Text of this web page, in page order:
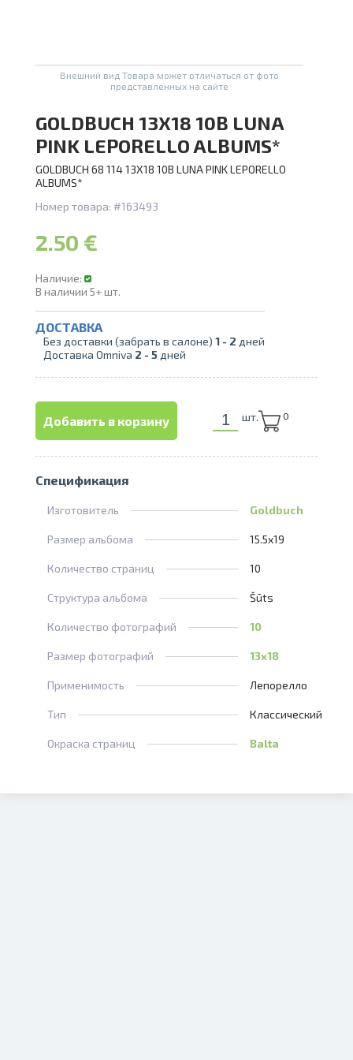
Внешний вид Товара может отличаться от фото
представленных на сайте
GOLDBUCH 13X18 10B LUNA
PINK LEPORELLO ALBUMS*
GOLDBUCH 68 114 13X18 10B LUNA PINK LEPORELLO
ALBUMS*
Номер товара: #163493
2.50 €
Наличие:
В наличии 5+шт.
ДОСТАВКА
Без доставки (забрать в салоне) 1 - 2 дней
Доставка Omniva 2 - 5 дней
Добавить в корзину шт. 0
Спецификация
Изготовитель Goldbuch
Размер альбома 15.5x19
Количество страниц 10
Структура альбома Šūts
Количество фотографий 10
Размер фотографий 13x18
Применимость Лепорелло
Тип Классический
Окраска страниц Balta